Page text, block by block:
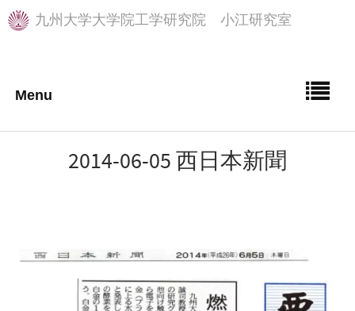
九州大学大学院工学研究院 小江研究室
2014-06-05 西日本新聞